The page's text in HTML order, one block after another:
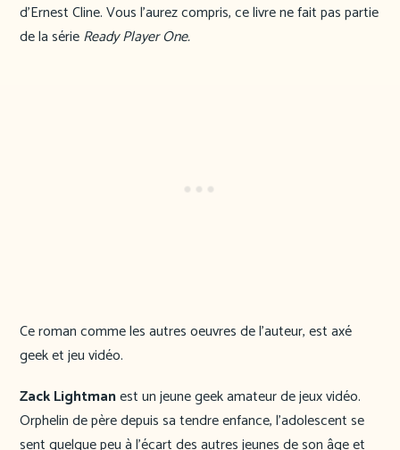
d’Ernest Cline. Vous l’aurez compris, ce livre ne fait pas partie
de la sérieReady Player One.
Ce roman comme les autres oeuvres de l’auteur, est axé
geek et jeu vidéo.
Zack Lightmanest un jeune geek amateur de jeux vidéo.
Orphelin de père depuis sa tendre enfance, l’adolescent se
sent quelque peu à l’écart des autres jeunes de son âge et